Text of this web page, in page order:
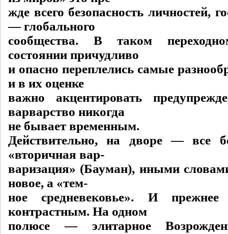
жде всего безопасность личностей,
— глобального
сообщества. В таком
состоянии причудливо
и опасно переплелись самые
и в их оценке
важно акцентировать
варварство никогда
не бывает временным.
Действительно, на дворе — все
«вторичная вар-
варизация» (Бауман), иными
новое, а «тем-
ное средневековье». И
контрастным. На одном
полюсе — элитарное